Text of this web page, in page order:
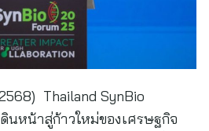
Thailand SynBio
นหน้าสู่ก้าวใหม่ของเศรษฐกิจ